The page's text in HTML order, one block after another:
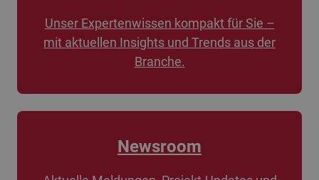
Unser Expertenwissen kompakt für Sie –
mit aktuellen Insights und Trends aus der
Branche.
Newsroom